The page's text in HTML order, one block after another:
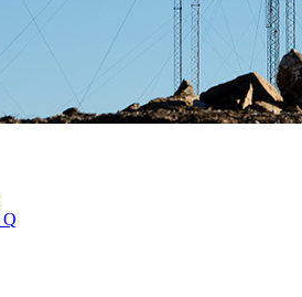
توربین بادی عمودی Q